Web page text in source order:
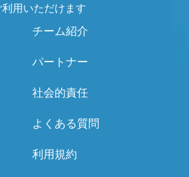
用いただけます
チーム紹介
パートナー
社会的責任
よくある質問
利用規約